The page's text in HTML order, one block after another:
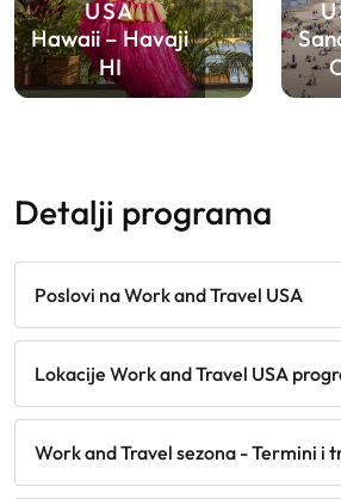
USA
Hawaii – Havaji
HI
detalji programa
Poslovi na Work and Travel USA
Lokacije Work and Travel USA
Work and Travel sezona - Termini i